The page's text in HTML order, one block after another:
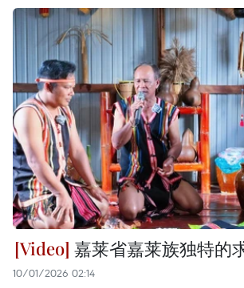
嘉莱省嘉莱族独特的
10/01/2026 02:14